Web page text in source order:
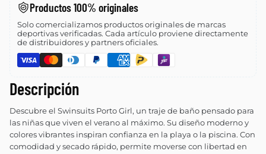
Productos 100% originales
Solo comercializamos productos originales de marcas
deportivas verificadas. Cada artículo proviene directamente
de distribuidores y partners oficiales.
Descripción
Descubre el Swinsuits Porto Girl, un traje de baño pensado para
las niñas que viven el verano al máximo. Su diseño moderno y
colores vibrantes inspiran confianza en la playa o la piscina. Con
comodidad y secado rápido, permite moverse con libertad en